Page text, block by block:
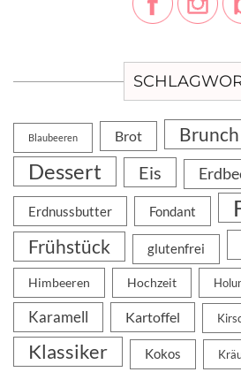
Blaubeeren Brot Brunch
Dessert Eis
Erdnussbutter Fondant
Frühstück glutenfrei
Himbeeren Hochzeit
Karamell Kartoffel
Klassiker Kokos